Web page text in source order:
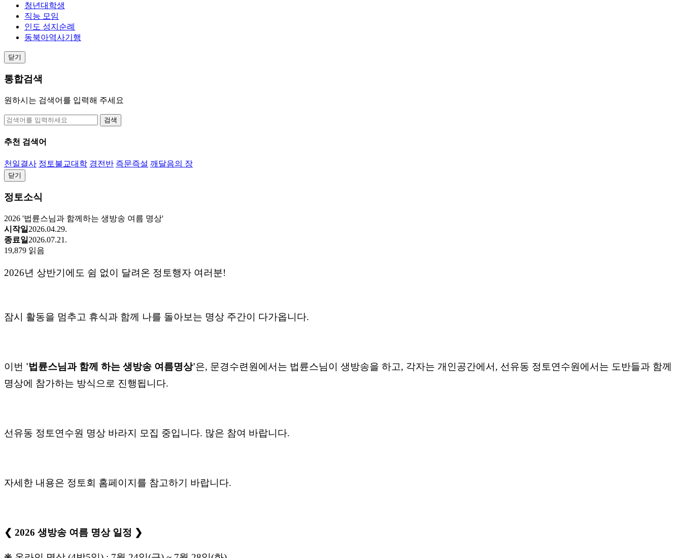
청년대학생
직능 모임
인도 성지순례
동북아역사기행
닫기
통합검색
원하시는 검색어를 입력해 주세요
검색
추천 검색어
천일결사 정토불교대학 경전반 즉문즉설 깨달음의 장
닫기
정토소식
2026 '법륜스님과 함께하는 생방송 여름 명상'
시작일 2026.04.29.
종료일 2026.07.21.
19,879 읽음
2026년 상반기에도 쉼 없이 달려온 정토행자 여러분!
잠시 활동을 멈추고 휴식과 함께 나를 돌아보는 명상 주간이 다가옵니다.
이번 '법륜스님과 함께 하는 생방송 여름명상'은, 문경수련원에서는 법륜스님이 생방송을 하고, 각자는 개인공간에서 , 선유동 정토연수원에서는 도반들과 함께
명상에 참가하는 방식으로 진행됩니다.
선유동 정토연수원 명상 바라지 모집 중입니다. 많은 참여 바랍니다.
자세한 내용은 정토회 홈페이지를 참고하기 바랍니다.
❮ 2026 생방송 여름 명상 일정 ❯